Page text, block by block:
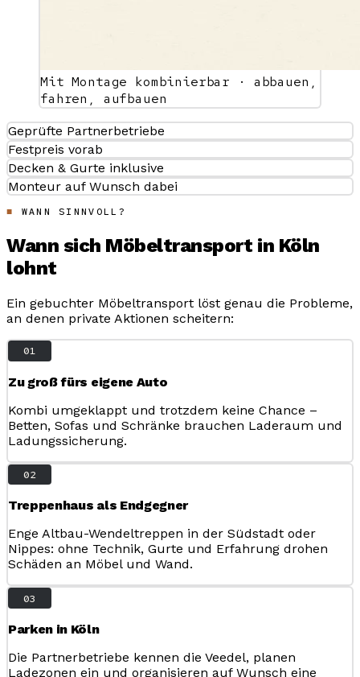
Mit Montage kombinierbar · abbauen,
fahren, aufbauen
Geprüfte Partnerbetriebe
Festpreis vorab
Decken & Gurte inklusive
Monteur auf Wunsch dabei
WANN SINNVOLL?
Wann sich Möbeltransport in Köln
lohnt
Ein gebuchter Möbeltransport löst genau die Probleme,
an denen private Aktionen scheitern:
01
Zu groß fürs eigene Auto
Kombi umgeklappt und trotzdem keine Chance –
Betten, Sofas und Schränke brauchen Laderaum und
Ladungssicherung.
02
Treppenhaus als Endgegner
Enge Altbau-Wendeltreppen in der Südstadt oder
Nippes: ohne Technik, Gurte und Erfahrung drohen
Schäden an Möbel und Wand.
03
Parken in Köln
Die Partnerbetriebe kennen die Veedel, planen
Ladezonen ein und organisieren auf Wunsch eine